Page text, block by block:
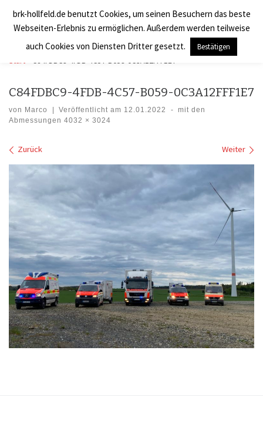
Zum Inhalt springen
BRK Hollfeld LogV
Search
Start C84FDBC9-4FDB-4C57-B059-0C3A12FFF1E7
C84FDBC9-4FDB-4C57-B059-0C3A12FFF1E7
von Marco Veröffentlicht am 12.01.2022 - mit den
Abmessungen 4032 × 3024
Bilder Navigation
Zurück Weiter
brk-hollfeld.de benutzt Cookies, um seinen Besuchern das beste
Webseiten-Erlebnis zu ermöglichen. Außerdem werden teilweise
auch Cookies von Diensten Dritter gesetzt.
Bestätigen